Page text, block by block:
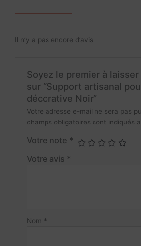
Il n’y a pas encore d’avis.
Soyez le premier à
sur “Support artisanal
décorative Noir”
Votre adresse e-mail ne sera pas
champs obligatoires sont indiqués
Votre note *
Votre avis *
Nom *